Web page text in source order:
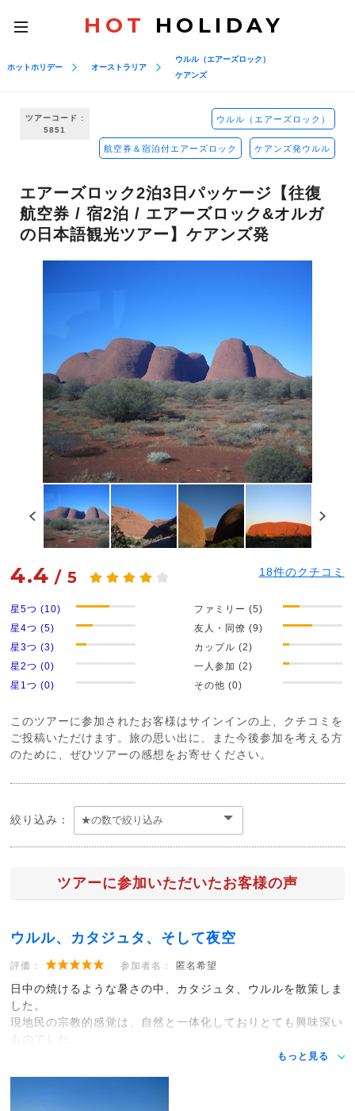
toggle
navigation
HOT HOLIDAY
ホットホリデー オーストラリア
ウルル（エアーズロック）
ケアンズ
ツアーコード :
5851
ウルル（エアーズロック）
航空券＆宿泊付エアーズロック ケアンズ発ウルル
エアーズロック2泊3日パッケージ【往復
航空券 / 宿2泊 / エアーズロック&オルガ
の日本語観光ツアー】ケアンズ発
4.4 /5 18件のクチコミ
星5つ (10)
星4つ (5)
星3つ (3)
星2つ (0)
星1つ (0)
ファミリー (5)
友人・同僚 (9)
カップル (2)
一人参加 (2)
その他 (0)
このツアーに参加されたお客様はサインインの上、クチコミを
ご投稿いただけます。旅の思い出に、また今後参加を考える方
のために、ぜひツアーの感想をお寄せください。
絞り込み：
ツアーに参加いただいたお客様の声
ウルル、カタジュタ、そして夜空
評価： 参加者名： 匿名希望
日中の焼けるような暑さの中、カタジュタ、ウルルを散策しま
した。
現地民の宗教的感覚は、自然と一体化しておりとても興味深い
ものでした。
もっと見る